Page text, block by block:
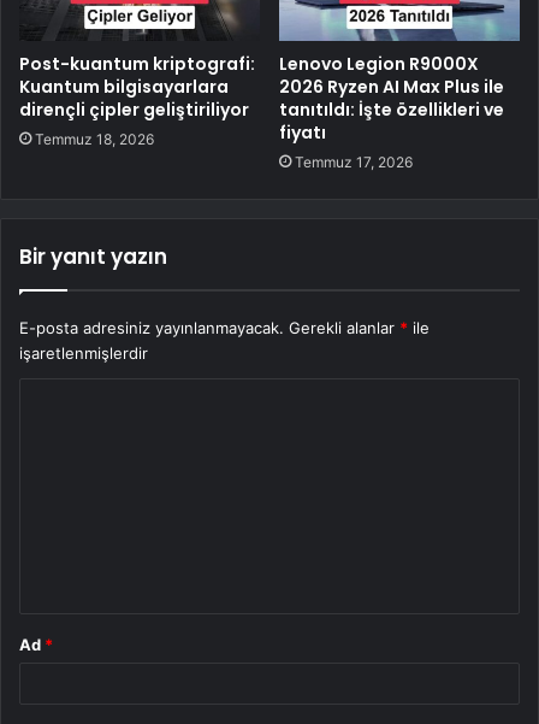
Post-kuantum kriptografi:
Kuantum bilgisayarlara
dirençli çipler geliştiriliyor
Temmuz 18, 2026
Lenovo Legion R9000X
2026 Ryzen AI Max Plus ile
tanıtıldı: İşte özellikleri ve
fiyatı
Temmuz 17, 2026
Bir yanıt yazın
E-posta adresiniz yayınlanmayacak. Gerekli alanlar * ile
işaretlenmişlerdir
Ad *